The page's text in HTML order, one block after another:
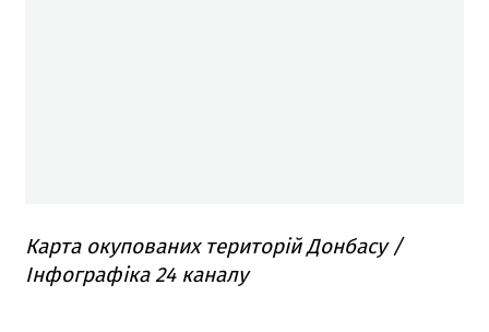
Карта окупованих територій Донбасу /
Інфографіка 24 каналу